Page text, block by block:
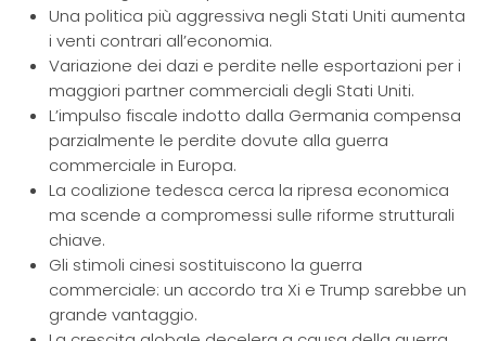
Una politica più aggressiva negli Stati Uniti aumenta
i venti contrari all’economia.
Variazione dei dazi e perdite nelle esportazioni per i
maggiori partner commerciali degli Stati Uniti.
L’impulso fiscale indotto dalla Germania compensa
parzialmente le perdite dovute alla guerra
commerciale in Europa.
La coalizione tedesca cerca la ripresa economica
ma scende a compromessi sulle riforme strutturali
chiave.
Gli stimoli cinesi sostituiscono la guerra
commerciale: un accordo tra Xi e Trump sarebbe un
grande vantaggio.